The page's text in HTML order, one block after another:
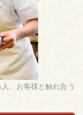
、お客様と触れ合う